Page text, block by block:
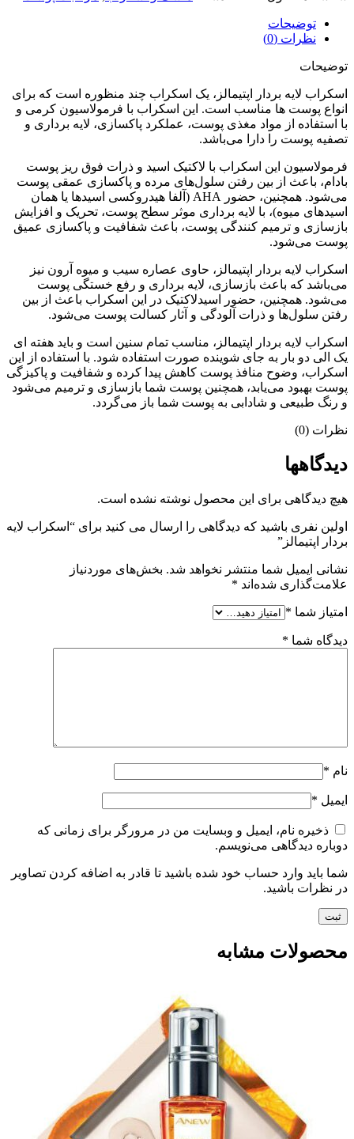
توضیحات
نظرات (0)
توضیحات
اسکراب لایه بردار اپتیمالز، یک اسکراب چند منظوره است که برای
انواع پوست ها مناسب است. این اسکراب با فرمولاسیون کرمی و
با استفاده از مواد مغذی پوست، عملکرد پاکسازی، لایه برداری و
تصفیه پوست را دارا می‌باشد.
فرمولاسیون این اسکراب با لاکتیک اسید و ذرات فوق ریز پوست
بادام، باعث از بین رفتن سلول‌های مرده و پاکسازی عمقی پوست
می‌شود. همچنین، حضور AHA (آلفا هیدروکسی اسیدها یا همان
اسیدهای میوه)، با لایه برداری موثر سطح پوست، تحریک و افزایش
بازسازی و ترمیم کنندگی پوست، باعث شفافیت و پاکسازی عمیق
پوست می‌شود.
اسکراب لایه بردار اپتیمالز، حاوی عصاره سیب و میوه آرون نیز
می‌باشد که باعث بازسازی، لایه برداری و رفع خستگی پوست
می‌شود. همچنین، حضور اسیدلاکتیک در این اسکراب باعث از بین
رفتن سلول‌ها و ذرات آلودگی و آثار کسالت پوست می‌شود.
اسکراب لایه بردار اپتیمالز، مناسب تمام سنین است و باید هفته ای
یک الی دو بار به جای شوینده صورت استفاده شود. با استفاده از این
اسکراب، وضوح منافذ پوست کاهش پیدا کرده و شفافیت و پاکیزگی
پوست بهبود می‌یابد، همچنین پوست شما بازسازی و ترمیم می‌شود
و رنگ طبیعی و شادابی به پوست شما باز می‌گردد.
نظرات (0)
دیدگاهها
هیچ دیدگاهی برای این محصول نوشته نشده است.
اولین نفری باشید که دیدگاهی را ارسال می کنید برای “اسکراب لایه
بردار اپتیمالز”
نشانی ایمیل شما منتشر نخواهد شد. بخش‌های موردنیاز
علامت‌گذاری شده‌اند *
امتیاز شما *
دیدگاه شما *
نام *
ایمیل *
ذخیره نام، ایمیل و وبسایت من در مرورگر برای زمانی که
دوباره دیدگاهی می‌نویسم.
شما باید وارد حساب خود شده باشید تا قادر به اضافه کردن تصاویر
در نظرات باشید.
محصولات مشابه